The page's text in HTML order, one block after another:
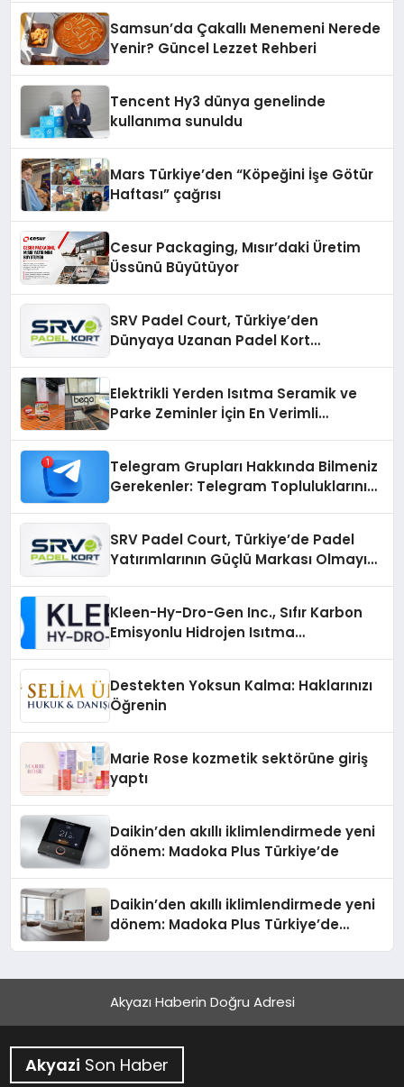
Samsun’da Çakallı Menemeni Nerede
Yenir? Güncel Lezzet Rehberi
Tencent Hy3 dünya genelinde
kullanıma sunuldu
Mars Türkiye’den “Köpeğini İşe Götür
Haftası” çağrısı
Cesur Packaging, Mısır’daki Üretim
Üssünü Büyütüyor
SRV Padel Court, Türkiye’den
Dünyaya Uzanan Padel Kort
Elektrikli Yerden Isıtma Seramik ve
Parke Zeminler İçin En Verimli
Telegram Grupları Hakkında Bilmeniz
Gerekenler: Telegram Topluluklarını
SRV Padel Court, Türkiye’de Padel
Yatırımlarının Güçlü Markası Olmayı
Kleen-Hy-Dro-Gen Inc., Sıfır Karbon
Emisyonlu Hidrojen Isıtma
Destekten Yoksun Kalma: Haklarınızı
Öğrenin
Marie Rose kozmetik sektörüne giriş
yaptı
Daikin’den akıllı iklimlendirmede yeni
dönem: Madoka Plus Türkiye’de
Daikin’den akıllı iklimlendirmede yeni
dönem: Madoka Plus Türkiye’de
teknolojilerle donatılmış son modeli
VRV kontrol ünitesi Madoka Plus
Türkiye’de satışa sunuldu. Tam
dokunmatik ekranı, mobil uygulama
desteği ve akıllı sensör entegrasyonu
Akyazı Haberin Doğru Adresi
Akyazi Son Haber